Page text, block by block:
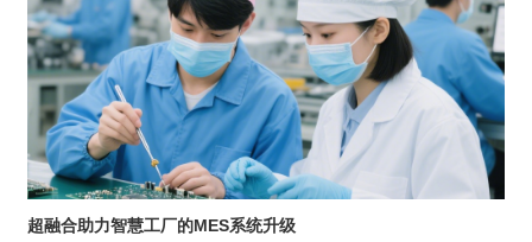
超融合助力智慧工厂的MES系统升级